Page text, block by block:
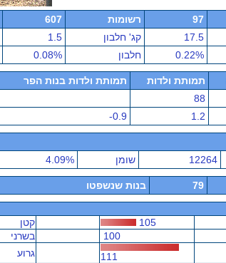
97 רשומות 607
17.5 קג' חלבון 1.5
0.22% חלבון 0.08%
תמותת ולדות תמותת ולדות בנות הפר
88
1.2
-0.9
12264 שומן 4.09%
79 בנות שנשפטו
105
קטן
100
בשרני
111
גרוע